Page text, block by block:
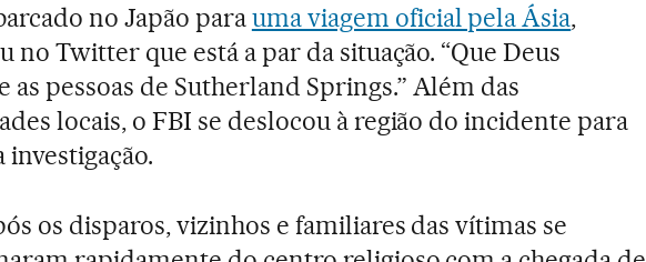
no Japão parauma viagem oficial pela Ásia,
no Twitter que está a par da situação. “Que Deus
as pessoas de Sutherland Springs.” Além das
locais, o FBI se deslocou à região do incidente para
investigação.
os disparos, vizinhos e familiares das vítimas se